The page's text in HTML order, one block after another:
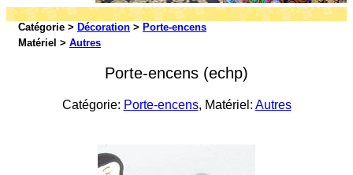
Catégorie > Décoration > Porte-encens
Matériel > Autres
Porte-encens (echp)
Catégorie: Porte-encens, Matériel: Autres